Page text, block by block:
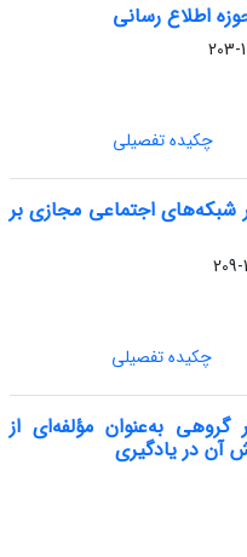
اطلاع رسانی
چکیده تفصیلی
شبکه‌های اجتماعی مجازی بر
چکیده تفصیلی
گروهی به‌عنوان مؤلفه‌ای از
آن در یادگیری